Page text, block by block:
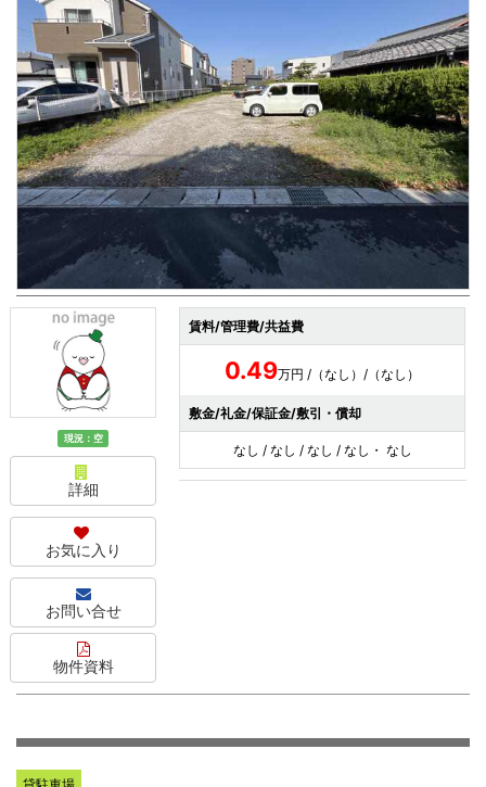
現況：空
詳細
お気に入り
お問い合せ
物件資料
賃料/管理費/共益費
0.49万円 /（なし）/（なし）
敷金/礼金/保証金/敷引・償却
なし / なし / なし / なし・ なし